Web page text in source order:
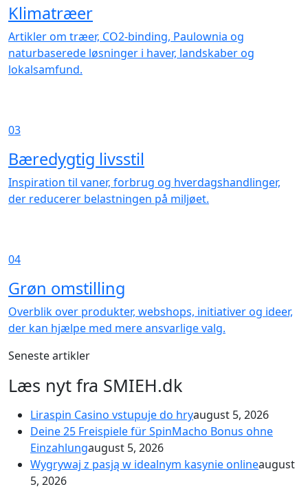
Klimatræer
Artikler om træer, CO2-binding, Paulownia og
naturbaserede løsninger i haver, landskaber og
lokalsamfund.
03
Bæredygtig livsstil
Inspiration til vaner, forbrug og hverdagshandlinger,
der reducerer belastningen på miljøet.
04
Grøn omstilling
Overblik over produkter, webshops, initiativer og ideer,
der kan hjælpe med mere ansvarlige valg.
Seneste artikler
Læs nyt fra SMIEH.dk
Liraspin Casino vstupuje do hryaugust 5, 2026
Deine 25 Freispiele für SpinMacho Bonus ohne
Einzahlungaugust 5, 2026
Wygrywaj z pasją w idealnym kasynie onlineaugust
5, 2026